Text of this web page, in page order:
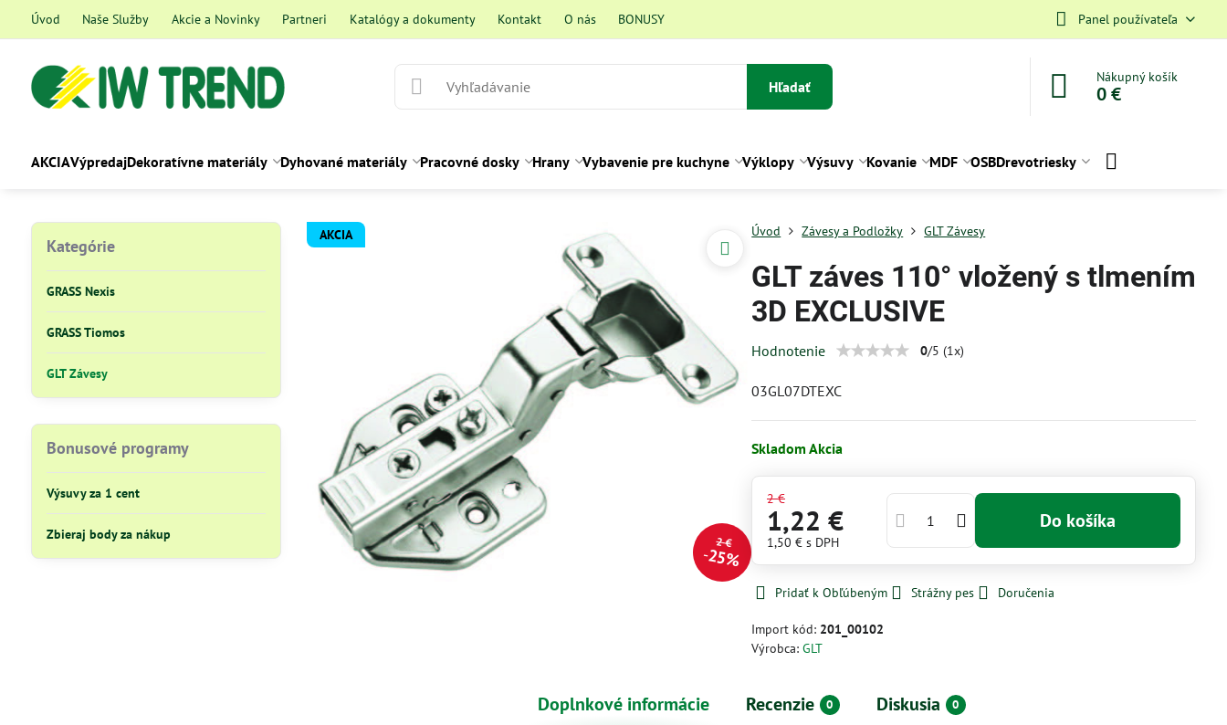
Úvod Naše Služby Akcie a Novinky Partneri Katalógy a dokumenty Kontakt O nás BONUSY Panel používateľa
Hľadať
Nákupný košík
0 €
AKCIAVýpredajDekoratívne materiály Dyhované materiály Pracovné dosky Hrany Vybavenie pre kuchyne Výklopy Výsuvy Kovanie MDF OSBDrevotriesky
AKCIA
2 €
25%
Úvod Závesy a Podložky GLT Závesy
GLT záves 110° vložený s tlmením
3D EXCLUSIVE
Hodnotenie 0/5 (1x)
03GL07DTEXC
Skladom Akcia
2 €
1,22 €
1,50 €s DPH
Do košíka
Pridať k Obľúbeným Strážny pes Doručenia
Import kód: 201_00102
Výrobca:GLT
Doplnkové informácie Recenzie 0 Diskusia 0
Kategórie
GRASS Nexis
GRASS Tiomos
GLT Závesy
Bonusové programy
Výsuvy za 1 cent
Zbieraj body za nákup